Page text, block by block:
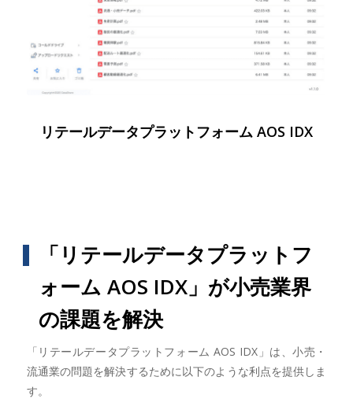
リテールデータプラットフォーム AOS IDX
「リテールデータプラットフ
ォーム AOS IDX」が小売業界
の課題を解決
「リテールデータプラットフォーム AOS IDX」は、小売・
流通業の問題を解決するために以下のような利点を提供しま
す。